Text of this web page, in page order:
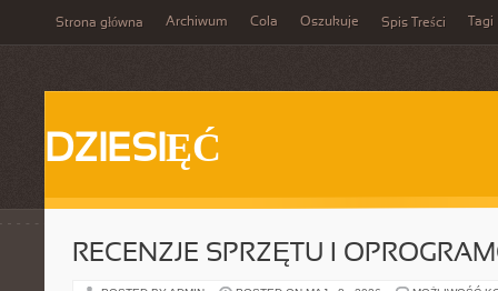
Strona główna Archiwum Cola Oszukuje Spis Treści Tagi
DZIESIĘĆ
RECENZJE SPRZĘTU I